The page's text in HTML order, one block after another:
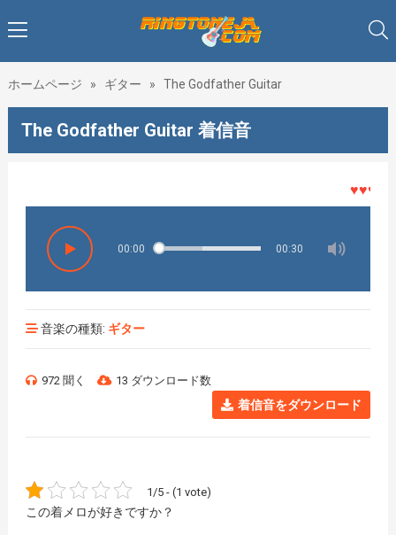
ホームページ » ギター » The Godfather Guitar
The Godfather Guitar 着信音
♥♥♥着メ
00:00 00:30
音楽の種類: ギター
972 聞く 13 ダウンロード数
着信音をダウンロード
1/5 - (1 vote)
この着メロが好きですか？